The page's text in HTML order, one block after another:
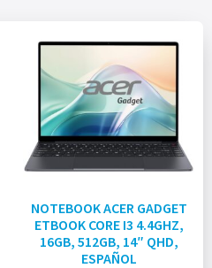
NOTEBOOK ACER GADGET
ETBOOK CORE I3 4.4GHZ,
16GB, 512GB, 14″ QHD,
ESPAÑOL